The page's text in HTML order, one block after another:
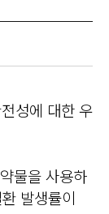
성에 대한 우
물을 사용하
발생률이